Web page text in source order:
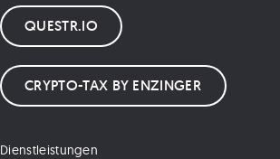
Dienstleistungen
QUESTR.IO
CRYPTO-TAX BY ENZINGER